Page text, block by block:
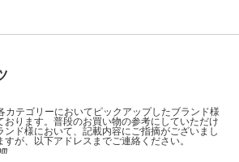
カテゴリーにおいてピックアップしたブランド様
おります。普段のお買い物の参考にしていただけ
ド様において、記載内容にご指摘がございまし
が、以下アドレスまでご連絡ください。